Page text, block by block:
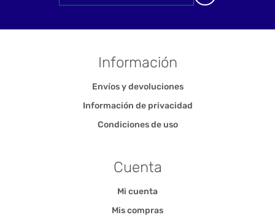
Información
Envíos y devoluciones
Información de privacidad
Condiciones de uso
Cuenta
Mi cuenta
Mis compras